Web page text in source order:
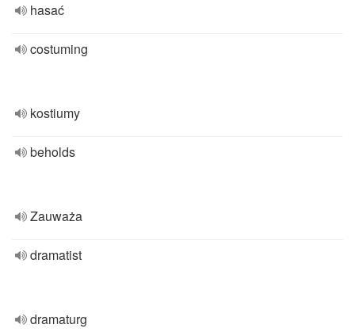
hasać
costuming
kostiumy
beholds
Zauważa
dramatist
dramaturg